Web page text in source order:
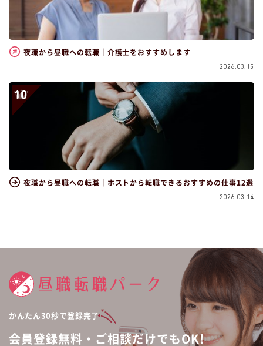
夜職から昼職への転職｜介護士をおすすめします
2026.03.15
夜職から昼職への転職｜ホストから転職できるおすすめの仕事12選
2026.03.14
かんたん30秒で登録完了
会員登録無料・ご相談だけでもOK!